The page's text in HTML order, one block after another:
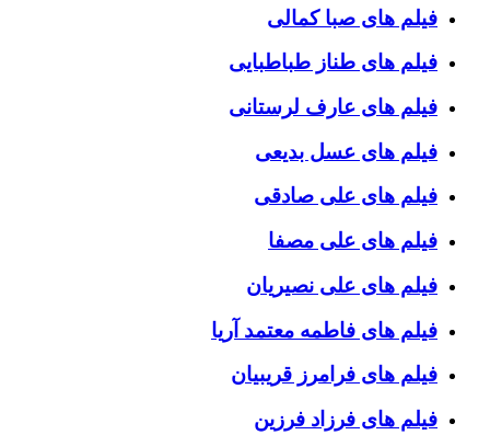
فیلم های صبا کمالی
فیلم های طناز طباطبایی
فیلم های عارف لرستانی
فیلم های عسل بدیعی
فیلم های علی صادقی
فیلم های علی مصفا
فیلم های علی نصیریان
فیلم های فاطمه معتمد آریا
فیلم های فرامرز قریبیان
فیلم های فرزاد فرزین